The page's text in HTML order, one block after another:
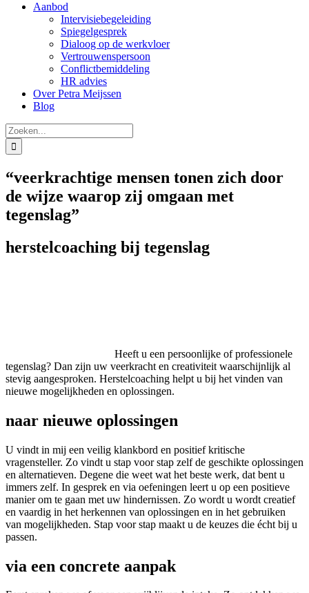
Aanbod
Intervisiebegeleiding
Spiegelgesprek
Dialoog op de werkvloer
Vertrouwenspersoon
Conflictbemiddeling
HR advies
Over Petra Meijssen
Blog
Zoeken
naar:
“veerkrachtige mensen tonen zich door
de wijze waarop zij omgaan met
tegenslag”
herstelcoaching bij tegenslag
Heeft u een persoonlijke of professionele
tegenslag? Dan zijn uw veerkracht en creativiteit waarschijnlijk al
stevig aangesproken. Herstelcoaching helpt u bij het vinden van
nieuwe mogelijkheden en oplossingen.
naar nieuwe oplossingen
U vindt in mij een veilig klankbord en positief kritische
vragensteller. Zo vindt u stap voor stap zelf de geschikte oplossingen
en alternatieven. Degene die weet wat het beste werk, dat bent u
immers zelf. In gesprek en via oefeningen leert u op een positieve
manier om te gaan met uw hindernissen. Zo wordt u wordt creatief
en vaardig in het herkennen van oplossingen en in het gebruiken
van mogelijkheden. Stap voor stap maakt u de keuzes die écht bij u
passen.
via een concrete aanpak